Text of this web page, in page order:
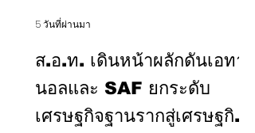
ส.อ.ท. เดินหน้าผลักดันเอทา
นอลและ SAF ยกระดับ
เศรษฐกิจฐานรากสู่เศรษฐกิจ
5 วันที่ผ่านมา